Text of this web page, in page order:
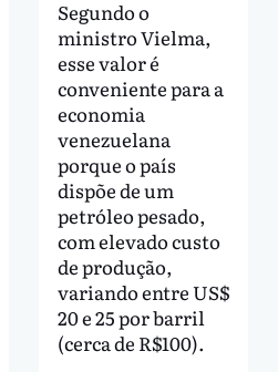
Segundo o
ministro Vielma,
esse valor é
conveniente para a
economia
venezuelana
porque o país
dispõe de um
petróleo pesado,
com elevado custo
de produção,
variando entre US$
20 e 25 por barril
(cerca de R$100).